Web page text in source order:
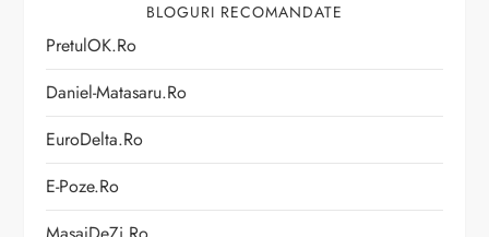
BLOGURI RECOMANDATE
PretulOK.ro
Daniel-Matasaru.ro
EuroDelta.ro
E-Poze.ro